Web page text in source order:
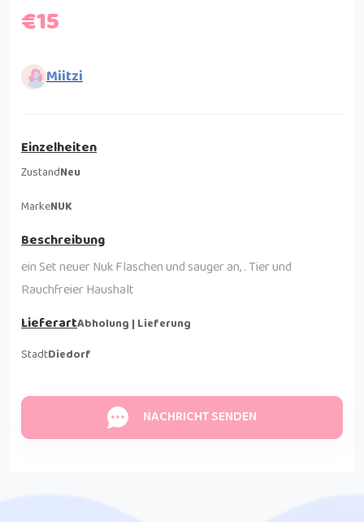
€15
Miitzi
Einzelheiten
ZustandNeu
MarkeNUK
Beschreibung
ein Set neuer Nuk Flaschen und sauger an, . Tier und
Rauchfreier Haushalt
LieferartAbholung | Lieferung
StadtDiedorf
NACHRICHT SENDEN